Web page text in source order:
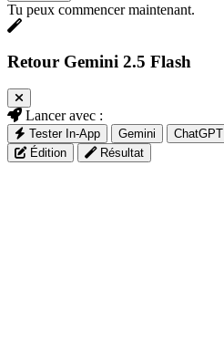
Tu peux commencer maintenant.
Retour Gemini 2.5 Flash
Lancer avec :
Tester In-App Gemini ChatGPT
Édition
Résultat